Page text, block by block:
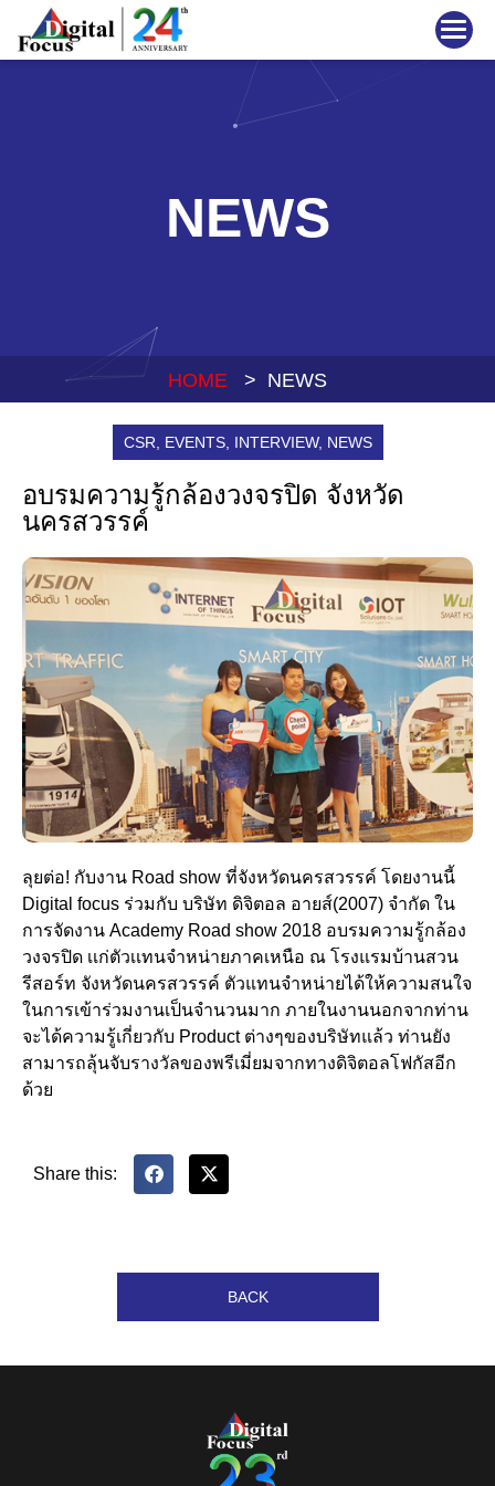
NEWS
HOME > NEWS
CSR EVENTS, INTERVIEW, NEWS
อบรมความรู้กล้องวงจรปิด จังหวัด
นครสวรรค์
ลุยต่อ! กับงาน Road show ที่จังหวัดนครสวรรค์ โดยงานนี้
Digital focus ร่วมกับ บริษัท ดิจิตอล อายส์(2007) จำกัด ใน
การจัดงาน Academy Road show 2018 อบรมความรู้กล้อง
วงจรปิด เเก่ตัวเเทนจำหน่ายภาคเหนือ ณ โรงแรมบ้านสวน
รีสอร์ท จังหวัดนครสวรรค์ ตัวแทนจำหน่ายได้ให้ความสนใจ
ในการเข้าร่วมงานเป็นจำนวนมาก ภายในงานนอกจากท่าน
จะได้ความรู้เกี่ยวกับ Product ต่างๆของบริษัทแล้ว ท่านยัง
สามารถลุ้นจับรางวัลของพรีเมี่ยมจากทางดิจิตอลโฟกัสอีก
ด้วย
Share this:
BACK